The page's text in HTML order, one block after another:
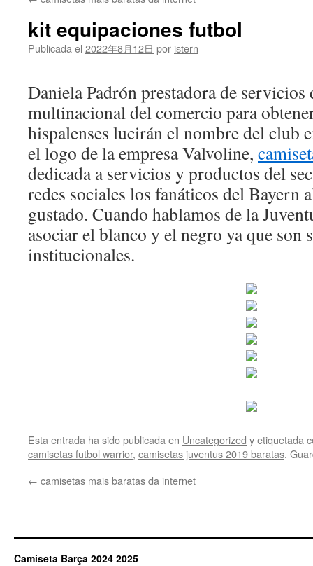
kit equipaciones futbol
Publicada el 2022年8月12日 por istern
Daniela Padrón prestadora de servicios
multinacional del comercio para
hispalenses lucirán el nombre del club
el logo de la empresa Valvoline,
dedicada a servicios y productos del
redes sociales los fanáticos del Bayern
gustado. Cuando hablamos de la
asociar el blanco y el negro ya que son
institucionales.
Esta entrada ha sido publicada en Uncategorized y etiquetada
camisetas futbol warrior, camisetas juventus 2019 baratas.
← camisetas mais baratas da internet
Camiseta Barça 2024 2025